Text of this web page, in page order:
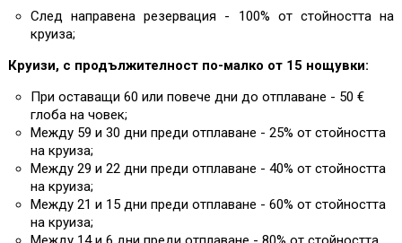
След направена резервация - 100% от стойността на
круиза;
Круизи, с продължителност по-малко от 15 нощувки:
При оставащи 60 или повече дни до отплаване - 50 €
глоба на човек;
Между 59 и 30 дни преди отплаване - 25% от стойността
на круиза;
Между 29 и 22 дни преди отплаване - 40% от стойността
на круиза;
Между 21 и 15 дни преди отплаване - 60% от стойността
на круиза;